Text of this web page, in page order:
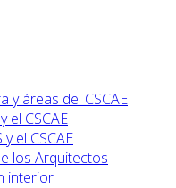
y áreas del CSCAE
el CSCAE
el CSCAE
los Arquitectos
interior